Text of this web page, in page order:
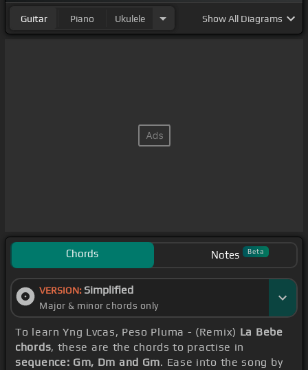
Guitar Piano Ukulele ShowAll Diagrams
Chords Notes Beta
VERSION: Simplified
Major & minor chords only
To learn Yng Lvcas, Peso Pluma - (Remix) La Bebe
chords, these are the chords to practise in
sequence: Gm, Dm and Gm. Ease into the song by